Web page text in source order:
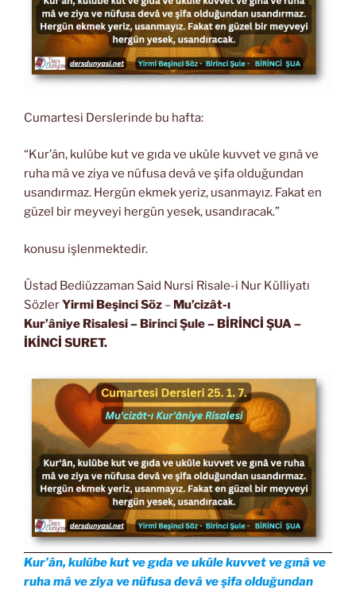
Cumartesi Derslerinde bu hafta:
“Kur’ân, kulûbe kut ve gıda ve ukûle kuvvet ve gınâ ve
ruha mâ ve ziya ve nüfusa devâ ve şifa olduğundan
usandırmaz. Hergün ekmek yeriz, usanmayız. Fakat en
güzel bir meyveyi hergün yesek, usandıracak.”
konusu işlenmektedir.
Üstad Bediüzzaman Said Nursi Risale-i Nur Külliyatı
SözlerYirmi Beşinci Söz – Mu’cizât-ı
Kur’âniye Risalesi– Birinci Şule – BİRİNCİ ŞUA–
İKİNCİ SURET.
Kur’ân, kulûbe kut ve gıda ve ukûle kuvvet ve gınâ ve
ruha mâ ve ziya ve nüfusa devâ ve şifa olduğundan